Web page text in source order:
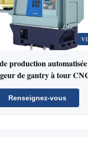
production
de gantry à tour
Renseignez-vous